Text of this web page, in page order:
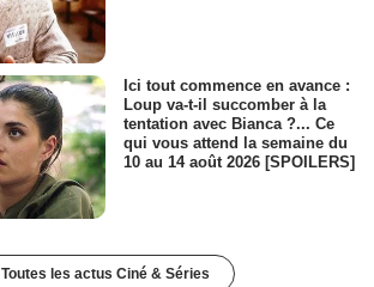
Ici tout commence en avance :
Loup va-t-il succomber à la
tentation avec Bianca ?... Ce
qui vous attend la semaine du
10 au 14 août 2026 [SPOILERS]
Toutes les actus Ciné & Séries